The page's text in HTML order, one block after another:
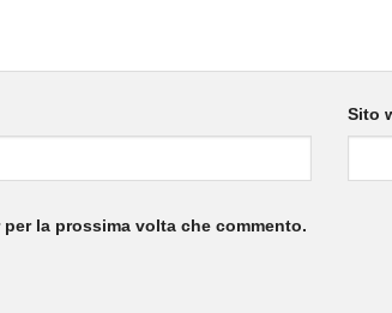
Sito
la prossima volta che commento.